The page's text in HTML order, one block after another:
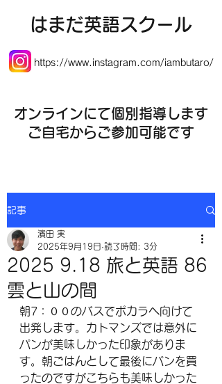
​はまだ英語スクール
https://www.instagram.com/iambutaro/
オンラインにて個別指導します
​ご自宅からご参加可能です
記事
2025 9.18 旅と英語 86
雲と山の間
濱田 実
2025年9月19日 読了時間: 3分
朝7：００のバスでポカラへ向けて
出発します。カトマンズでは意外に
パンが美味しかった印象がありま
す。朝ごはんとして最後にパンを買
ったのですがこちらも美味しかった